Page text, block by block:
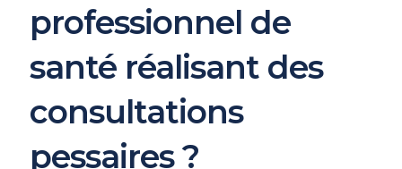
professionnel de
santé réalisant des
consultations
pessaires ?